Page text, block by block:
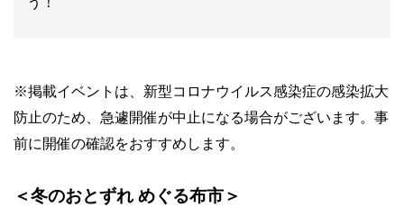
※掲載イベントは、新型コロナウイルス感染症の感染拡大
防止のため、急遽開催が中止になる場合がございます。事
前に開催の確認をおすすめします。
＜冬のおとずれ めぐる布市＞